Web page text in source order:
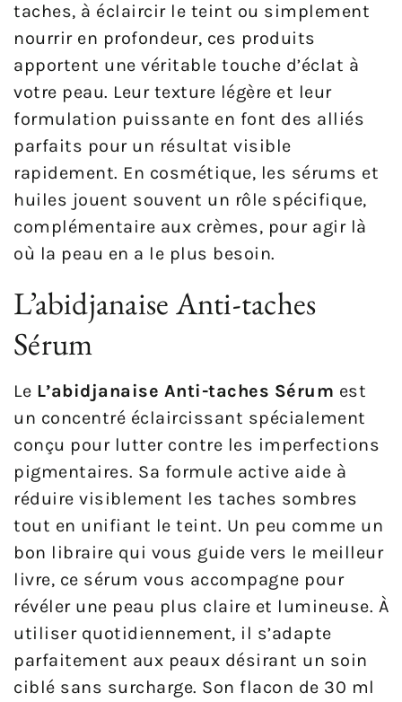
taches, à éclaircir le teint ou simplement
nourrir en profondeur, ces produits
apportent une véritable touche d’éclat à
votre peau. Leur texture légère et leur
formulation puissante en font des alliés
parfaits pour un résultat visible
rapidement. En cosmétique, les sérums et
huiles jouent souvent un rôle spécifique,
complémentaire aux crèmes, pour agir là
où la peau en a le plus besoin.
L’abidjanaise Anti-taches
Sérum
Le L’abidjanaise Anti-taches Sérum est
un concentré éclaircissant spécialement
conçu pour lutter contre les imperfections
pigmentaires. Sa formule active aide à
réduire visiblement les taches sombres
tout en unifiant le teint. Un peu comme un
bon libraire qui vous guide vers le meilleur
livre, ce sérum vous accompagne pour
révéler une peau plus claire et lumineuse. À
utiliser quotidiennement, il s’adapte
parfaitement aux peaux désirant un soin
ciblé sans surcharge. Son flacon de 30 ml